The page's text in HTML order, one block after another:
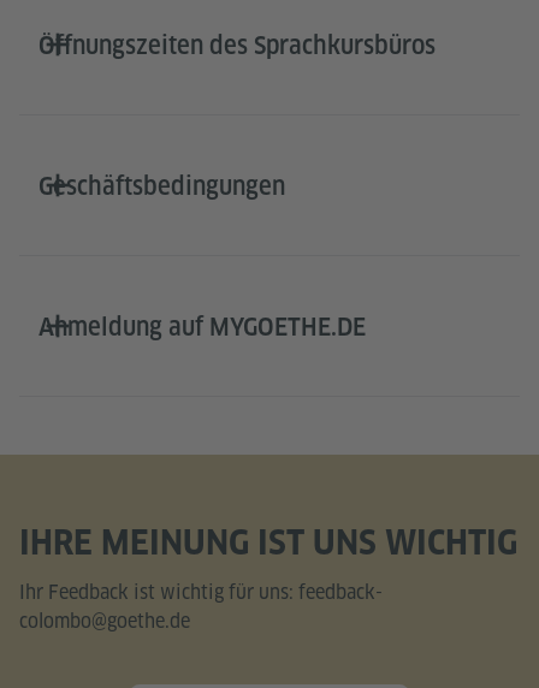
Öffnungszeiten des Sprachkursbüros
Geschäftsbedingungen
Anmeldung auf MYGOETHE.DE
IHRE MEINUNG IST UNS WICHTIG
Ihr Feedback ist wichtig für uns: feedback-
colombo@goethe.de